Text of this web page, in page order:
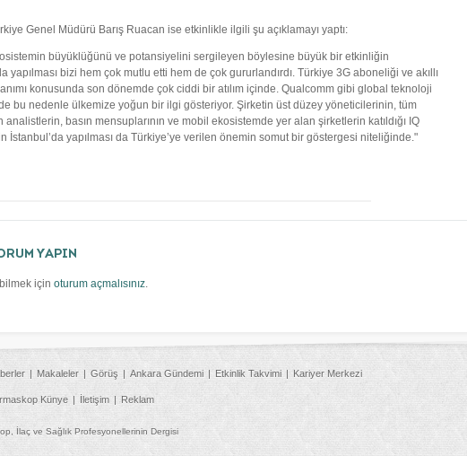
Genel Müdürü Barış Ruacan ise etkinlikle ilgili şu açıklamayı yaptı:
büyüklüğünü ve potansiyelini sergileyen böylesine büyük bir etkinliğin
yapılması bizi hem çok mutlu etti hem de çok gururlandırdı. Türkiye 3G aboneliği ve akıllı
konusunda son dönemde çok ciddi bir atılım içinde. Qualcomm gibi global teknoloji
bu nedenle ülkemize yoğun bir ilgi gösteriyor. Şirketin üst düzey yöneticilerinin, tüm
analistlerin, basın mensuplarının ve mobil ekosistemde yer alan şirketlerin katıldığı IQ
İstanbul’da yapılması da Türkiye’ye verilen önemin somut bir göstergesi niteliğinde."
YAPIN
için oturum açmalısınız.
Makaleler Görüş Ankara Gündemi Etkinlik Takvimi Kariyer Merkezi
Künye İletişim Reklam
İlaç ve Sağlık Profesyonellerinin Dergisi